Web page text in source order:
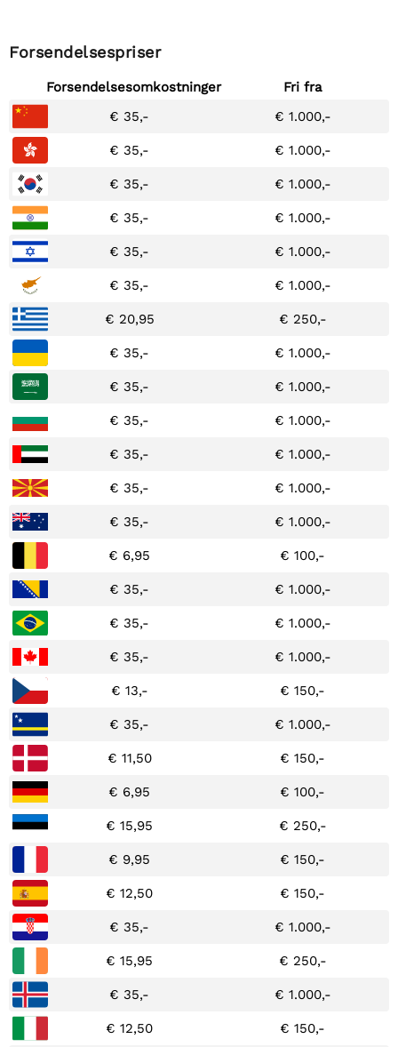
Forsendelsespriser
Forsendelsesomkostninger
Fri fra
€ 35,-
€ 1.000,-
€ 35,- € 1.000,-
€ 35,- € 1.000,-
€ 35,- € 1.000,-
€ 35,- € 1.000,-
€ 35,- € 1.000,-
€ 20,95 € 250,-
€ 35,- € 1.000,-
€ 35,- € 1.000,-
€ 35,- € 1.000,-
€ 35,- € 1.000,-
€ 35,- € 1.000,-
€ 35,- € 1.000,-
€ 6,95 € 100,-
€ 35,- € 1.000,-
€ 35,- € 1.000,-
€ 35,- € 1.000,-
€ 13,- € 150,-
€ 35,- € 1.000,-
€ 11,50 € 150,-
€ 6,95 € 100,-
€ 15,95 € 250,-
€ 9,95 € 150,-
€ 12,50 € 150,-
€ 35,- € 1.000,-
€ 15,95 € 250,-
€ 35,- € 1.000,-
€ 12,50 € 150,-